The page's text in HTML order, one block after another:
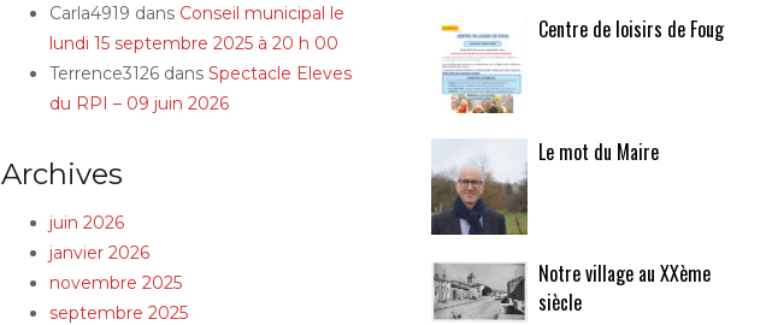
Carla4919 dans Conseil municipal le
lundi 15 septembre 2025 à 20 h 00
Terrence3126 dansSpectacle Eleves
du RPI – 09 juin 2026
Archives
juin 2026
janvier 2026
novembre 2025
septembre 2025
Centre de loisirs de Foug
Le mot du Maire
Notre village au XXème
siècle